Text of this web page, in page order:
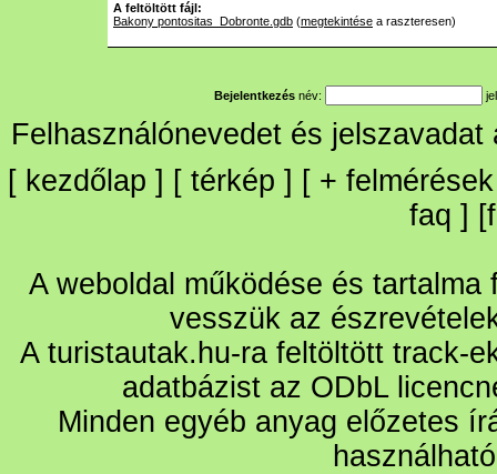
A feltöltött fájl:
Bakony pontositas_Dobronte.gdb (megtekintése a raszteresen)
Bejelentkezés név:
Felhasználónevedet és
[ kezdőlap ] [ térkép ] [ + felmérések
faq ] [
A weboldal működése és
vesszük az
A turistautak.hu-ra feltöltött track-
adatbázist az ODbL
Minden egyéb anyag előzetes